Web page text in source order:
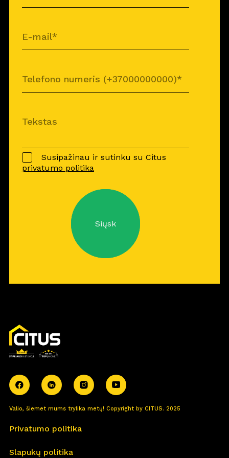
Susipažinau ir sutinku su Citus
privatumo politika
Siųsk
Valio, šiemet mums trylika metų! Copyright by CITUS. 2025
Privatumo politika
Slapukų politika